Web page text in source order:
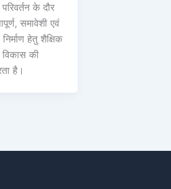
के दौर
समावेशी एवं
हेतु शैक्षिक
विकास की
है।